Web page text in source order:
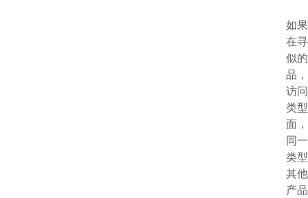
如
在
似
品
访
类
面
同
类
其
产